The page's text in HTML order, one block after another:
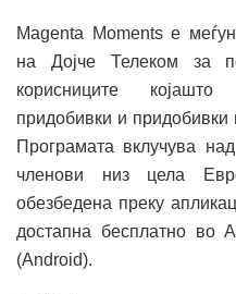
Magenta Moments е
на Дојче Телеком за
корисниците којашто
придобивки и придобивки
Програмата вклучува
членови низ цела
обезбедена преку
достапна бесплатно во
(Android).